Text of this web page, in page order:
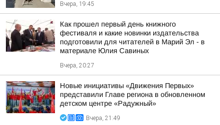
Вчера, 19:45
Как прошел первый день книжного
фестиваля и какие новинки издательства
подготовили для читателей в Марий Эл - в
материале Юлия Савиных
Вчера, 20:27
Новые инициативы «Движения Первых»
представили Главе региона в обновленном
детском центре «Радужный»
Вчера, 21:49